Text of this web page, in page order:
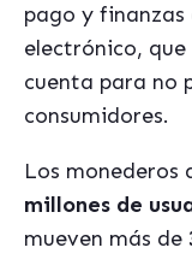
pago y
electrónico, que
cuenta para no
consumidores.
Los monederos
millones de
mueven más de